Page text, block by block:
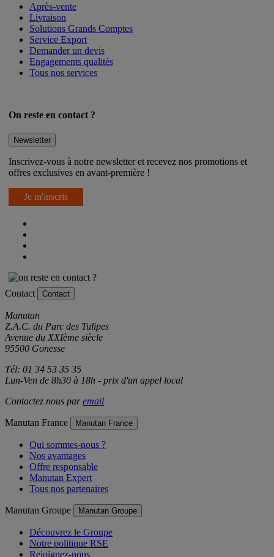
Après-vente
Livraison
Solutions Grands Comptes
Service Export
Demander un devis
Engagements qualités
Tous nos services
On reste en contact ?
Newsletter
Inscrivez-vous à notre newsletter et recevez nos promotions et
offres exclusives en avant-première !
Je m'inscris
Contact Contact
Manutan
Z.A.C. du Parc des Tulipes
Avenue du XXIème siècle
95500 Gonesse
Tél: 01 34 53 35 35
Lun-Ven de 8h30 à 18h - prix d'un appel local
Contactez nous paremail
Manutan France Manutan France
Qui sommes-nous ?
Nos avantages
Offre responsable
Manutan Expert
Tous nos partenaires
Manutan Groupe Manutan Groupe
Découvrez le Groupe
Notre politique RSE
Rejoignez-nous